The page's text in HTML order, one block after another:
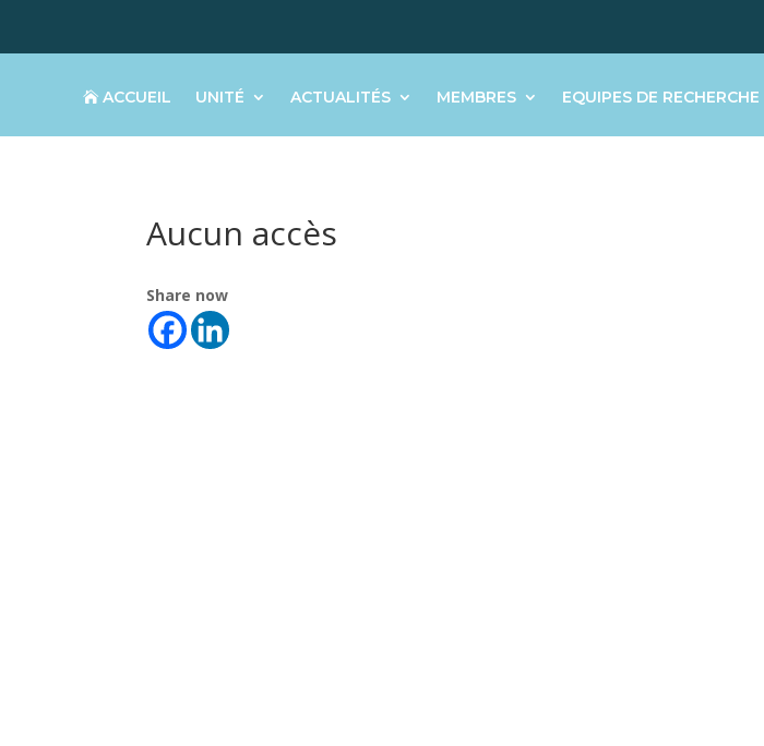
ACCUEIL UNITÉ ACTUALITÉS MEMBRES EQUIPES DE RECHERCHE
Aucun accès
Share now